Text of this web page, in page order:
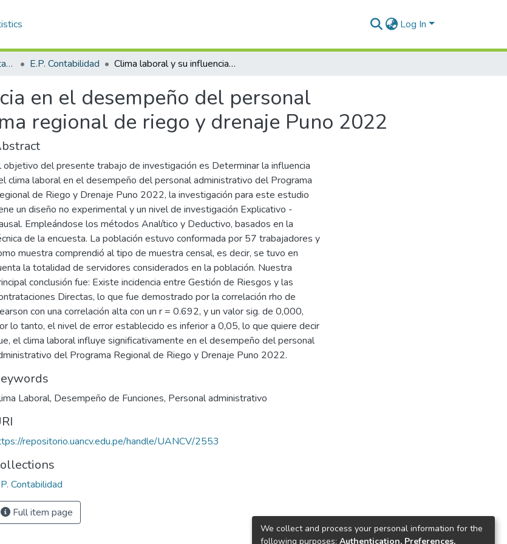
Log In
Facultad de Ciencias Contables y Financieras E.P. Contabilidad Clima laboral y su influencia en el desempeño del personal administrativo del programa regional de riego y drenaje Puno 2022
en el desempeño del personal
regional de riego y drenaje Puno 2022
objetivo del presente trabajo de investigación es Determinar la influencia
clima laboral en el desempeño del personal administrativo del Programa
de Riego y Drenaje Puno 2022, la investigación para este estudio
un diseño no experimental y un nivel de investigación Explicativo -
Empleándose los métodos Analítico y Deductivo, basados en la
de la encuesta. La población estuvo conformada por 57 trabajadores y
muestra comprendió al tipo de muestra censal, es decir, se tuvo en
la totalidad de servidores considerados en la población. Nuestra
conclusión fue: Existe incidencia entre Gestión de Riesgos y las
Directas, lo que fue demostrado por la correlación rho de
con una correlación alta con un r = 0.692, y un valor sig. de 0,000,
lo tanto, el nivel de error establecido es inferior a 0,05, lo que quiere decir
el clima laboral influye significativamente en el desempeño del personal
del Programa Regional de Riego y Drenaje Puno 2022.
Laboral, Desempeño de Funciones, Personal administrativo
repositorio.uancv.edu.pe/handle/UANCV/2553
Contabilidad
Full item page
We collect and process your personal information for the
following purposes: Authentication, Preferences,